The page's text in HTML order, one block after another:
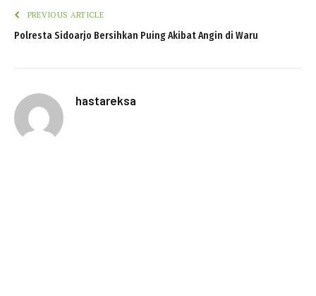
PREVIOUS ARTICLE
Polresta Sidoarjo Bersihkan Puing Akibat Angin di Waru
hastareksa